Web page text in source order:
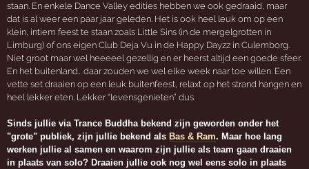
staan. En enkele Dance Valley edities hebben we ook gedraaid, maar
dat is al weer een paar jaar geleden. Het is ook heel leuk om op een
klein, intiem feest te staan zoals Little Sins (in de mergelgrotten in
Limburg) of ons eigen Club Deja Vu in de Happy Dayzz in Culemborg.
Niet groot maar wel heeeeel gezellig en er heerst altijd een goede sfeer.
En het buitenland… daar zouden we wel elke week naar toe willen. Een
vette set draaien op een leuk buitenfeest, relaxt op het strand hangen en
heel lekker eten. Lekker “levensgenieten” dus.
Sinds jullie via Trance Buddha bekend zijn geworden onder het
"grote" publiek, zijn jullie bekend als Bas & Ram. Maar hoe lang
werken jullie al samen en waarom zijn jullie als team gaan draaien
in plaats van solo? Draaien jullie ook nog wel eens solo in plaats